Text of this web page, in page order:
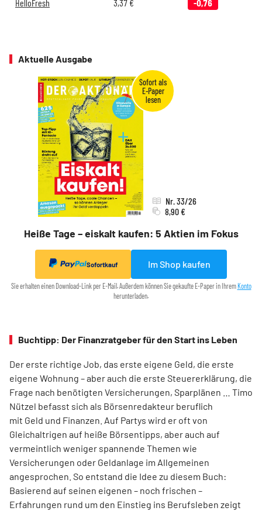
HelloFresh 3,37 € -0,76
Aktuelle Ausgabe
Heiße Tage – eiskalt kaufen: 5 Aktien im Fokus
Nr. 33/26
8,90 €
Sofortkauf Im Shop kaufen
Sie erhalten einen Download-Link per E-Mail. Außerdem können Sie gekaufte E-Paper in Ihrem Konto
herunterladen.
Buchtipp: Der Finanzratgeber für den Start ins Leben
Der erste richtige Job, das erste eigene Geld, die erste
eigene Wohnung – aber auch die erste Steuererklärung, die
Frage nach benötigten Versicherungen, Sparplänen … Timo
Nützel befasst sich als Börsenredakteur beruflich
mit Geld und Finanzen. Auf Partys wird er oft von
Gleichaltrigen auf heiße Börsentipps, aber auch auf
vermeintlich weniger spannende Themen wie
Versicherungen oder Geldanlage im Allgemeinen
angesprochen. So entstand die Idee zu diesem Buch:
Basierend auf seinen eigenen – noch frischen –
Erfahrungen rund um den Einstieg ins Berufsleben zeigt